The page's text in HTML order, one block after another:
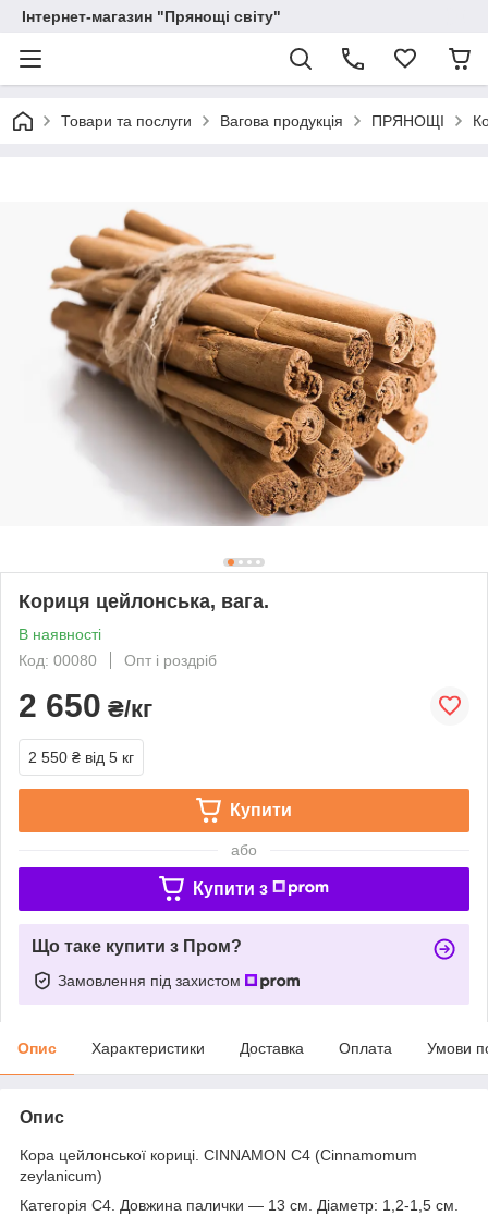
Інтернет-магазин "Прянощі світу"
Товари та послуги Вагова продукція ПРЯНОЩІ
Кориця цейлонська, вага.
В наявності
Код: 00080
Опт і роздріб
2 650 ₴/кг
2 550 ₴ від 5 кг
Купити
або
Купити з
Що таке купити з Пром?
Замовлення під захистом
Опис Характеристики Доставка Оплата Умови
Опис
Кора цейлонської кориці. CINNAMON C4 (Cinnamomum
zeylanicum)
Категорія С4. Довжина палички — 13 см. Діаметр: 1,2-1,5 см.